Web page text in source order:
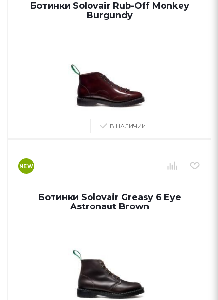
Ботинки Solovair Rub-Off Monkey
Burgundy
В НАЛИЧИИ
NEW
Ботинки Solovair Greasy 6 Eye
Astronaut Brown